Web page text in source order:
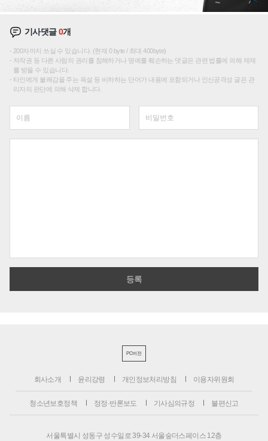
기사댓글0개
200자까지 쓰실 수 있습니다. (현재 0 byte / 최대 400byte)
저작권 등 다른 사람의 권리를 침해하거나 명예를 훼손하는 댓글은 관련 법률에 의해 제재
를 받을 수 있습니다.
타인에게 불쾌감을 주는 욕설 등 비하하는 단어가 내용에 포함되거나 인신공격성 글은 관
리자의 판단에 의해 삭제 합니다.
PC버전
회사소개 윤리강령 개인정보처리방침 이용자위원회
청소년보호정책 정정·반론보도 기사심의규정 불편신고
서울특별시 성동구 성수일로 39-34 서울숲더스페이스 12층